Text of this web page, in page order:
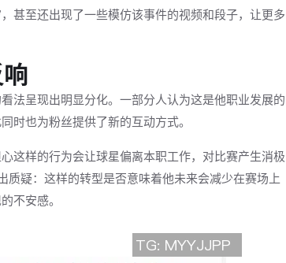
甚至还出现了一些模仿该事件的视频和段子，让更多
法呈现出明显分化。一部分人认为这是他职业发展的
时也为粉丝提供了新的互动方式。
这样的行为会让球星偏离本职工作，对比赛产生消极
质疑：这样的转型是否意味着他未来会减少在赛场上
不安感。